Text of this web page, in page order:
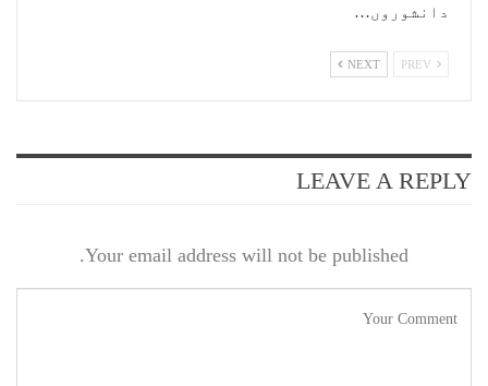
دانشوروں…
NEXT
LEAVE A REPLY
Your email address will not be published.